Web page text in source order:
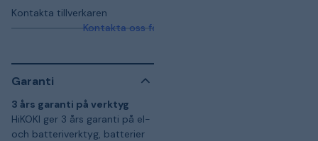
Kontakta tillverkaren
Kontakta oss för mer information
Garanti
3 års garanti på verktyg
HiKOKI ger 3 års garanti på el-
och batteriverktyg, batterier